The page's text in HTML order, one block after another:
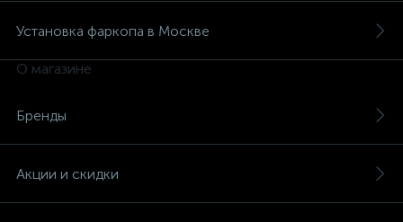
Установка фаркопа в Москве
О магазине
Бренды
Акции и скидки